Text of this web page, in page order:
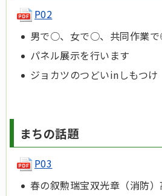
P02
男で○、女で○、共同作業
パネル展示を行います
ジョカツのつどいinしもつけ
まちの話題
P03
春の叙勲瑞宝双光章（消防